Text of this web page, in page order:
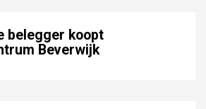
belegger koopt
Beverwijk